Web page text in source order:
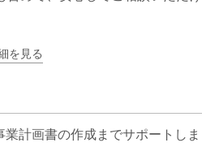
を見る
計画書の作成までサポートしま